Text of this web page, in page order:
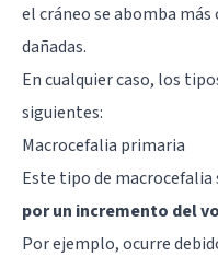
el cráneo se abomba
dañadas.
En cualquier caso, los
siguientes:
Macrocefalia primaria
Este tipo de
por un incremento del
Por ejemplo, ocurre